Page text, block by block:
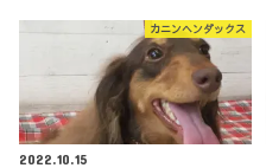
カニンヘンダックス
2022.10.15